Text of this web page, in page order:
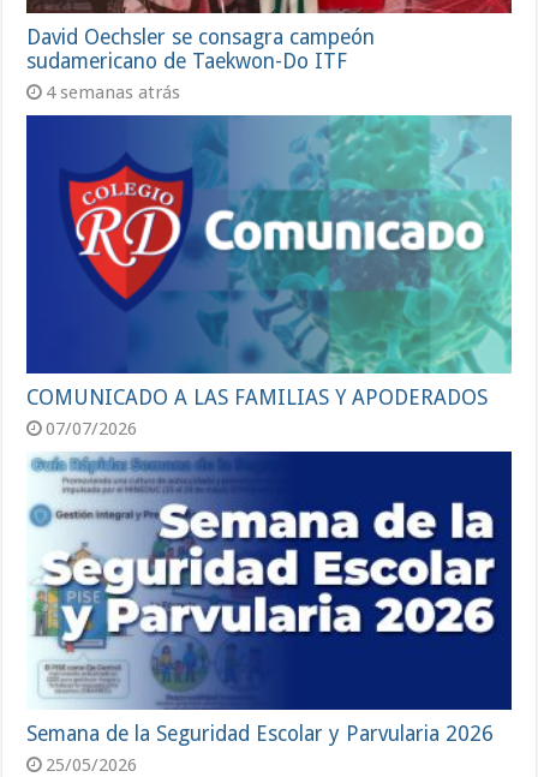
David Oechsler se consagra campeón
sudamericano de Taekwon-Do ITF
4 semanas atrás
COMUNICADO A LAS FAMILIAS Y APODERADOS
07/07/2026
Semana de la Seguridad Escolar y Parvularia 2026
25/05/2026